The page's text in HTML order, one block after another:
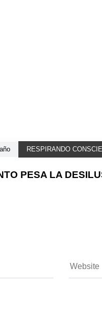
RESPIRANDO
PESA LA